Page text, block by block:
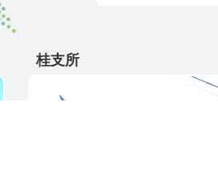
桂支所